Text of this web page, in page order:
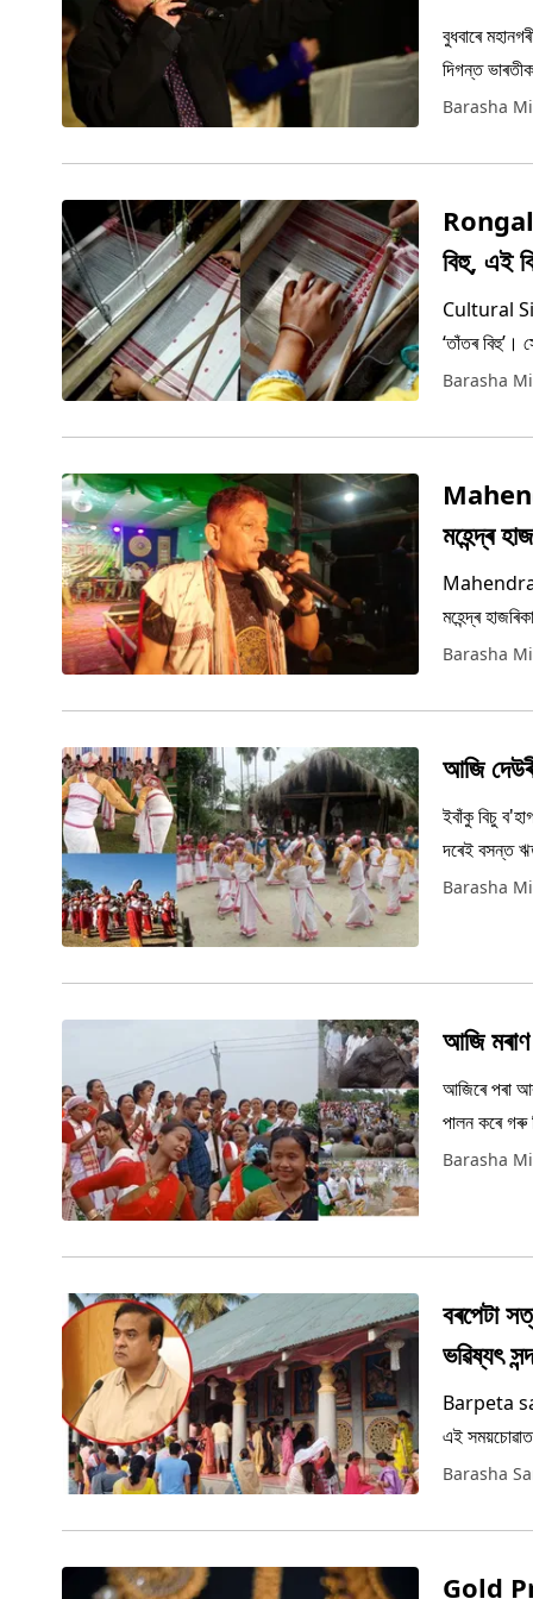
বুধবাৰে
দিগন্ত
এই ঘটনা।
Barasha
Rongali
বিহু, এই
Cultural
‘তাঁতৰ বিহু’।
Barasha
মহেন্দ্ৰ
Mahendra
মহেন্দ্ৰ
Barasha
আজি
ইবাঁকু বিচু
দৰেই বসন্ত
সাতদিন ধৰি
Barasha
আজি মৰাণ
আজিৰে পৰা
পালন কৰে গৰু
Barasha
বৰপেটা
ভৱিষ্যৎ
Barpeta satra Astrology: প্ৰতি বছৰৰ
এই সময়চোৱাত
Barasha
Gold